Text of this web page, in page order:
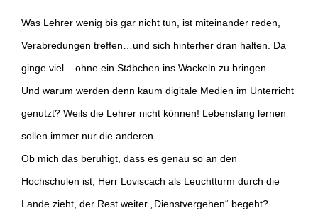
Was Lehrer wenig bis gar nicht tun, ist miteinander reden,
Verabredungen treffen…und sich hinterher dran halten. Da
ginge viel – ohne ein Stäbchen ins Wackeln zu bringen.
Und warum werden denn kaum digitale Medien im Unterricht
genutzt? Weils die Lehrer nicht können! Lebenslang lernen
sollen immer nur die anderen.
Ob mich das beruhigt, dass es genau so an den
Hochschulen ist, Herr Loviscach als Leuchtturm durch die
Lande zieht, der Rest weiter „Dienstvergehen“ begeht?